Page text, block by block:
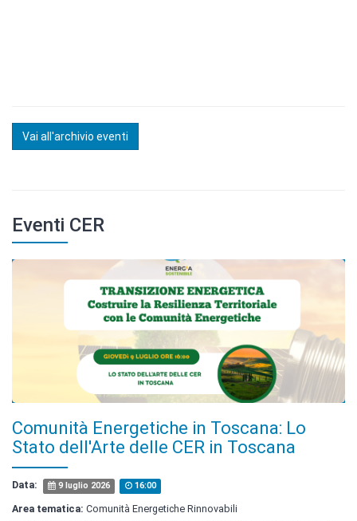
Vai all'archivio eventi
Eventi CER
Comunità Energetiche in Toscana: Lo
Stato dell'Arte delle CER in Toscana
Data: 9 luglio 2026 16:00
Area tematica: Comunità Energetiche Rinnovabili